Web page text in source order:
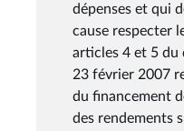
dépenses et qui
cause respecter
articles 4 et 5 du
23 février 2007
du financement
des rendements